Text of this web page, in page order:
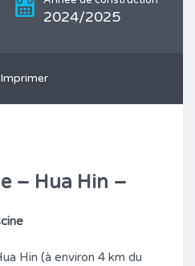
2024/2025
– Hua Hin –
Hin (à environ 4 km du